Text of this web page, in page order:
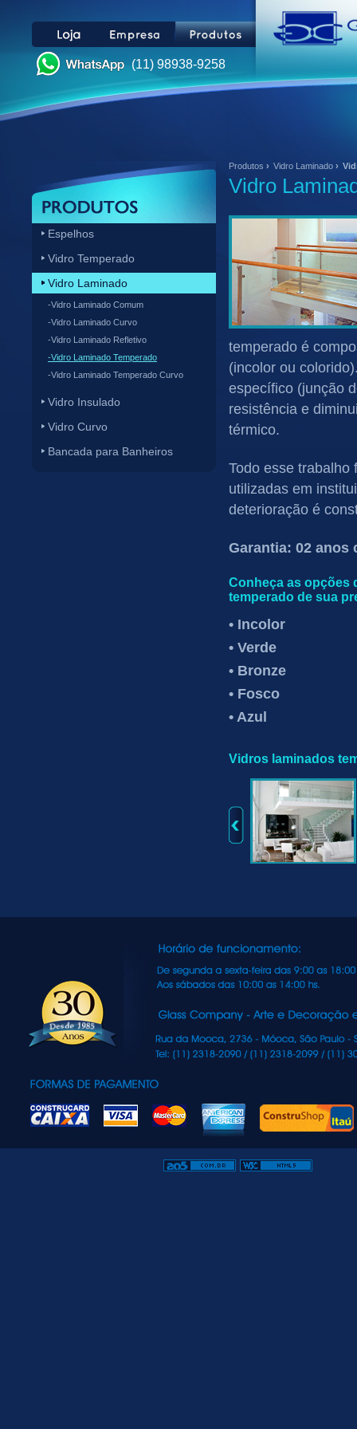
(11) 98938-9258
Espelhos
Vidro Temperado
Vidro Laminado
-Vidro Laminado Comum
-Vidro Laminado Curvo
-Vidro Laminado Refletivo
-Vidro Laminado Temperado
-Vidro Laminado Temperado Curvo
Vidro Insulado
Vidro Curvo
Bancada para Banheiros
Produtos › Vidro Laminado ›
Vidro
temperado é
(incolor ou
específico (junção
resistência e
térmico.
Todo esse trabalho
utilizadas em
deterioração é
Garantia: 02 anos
Conheça as opções
temperado de sua
• Incolor
• Verde
• Bronze
• Fosco
• Azul
Vidros laminados